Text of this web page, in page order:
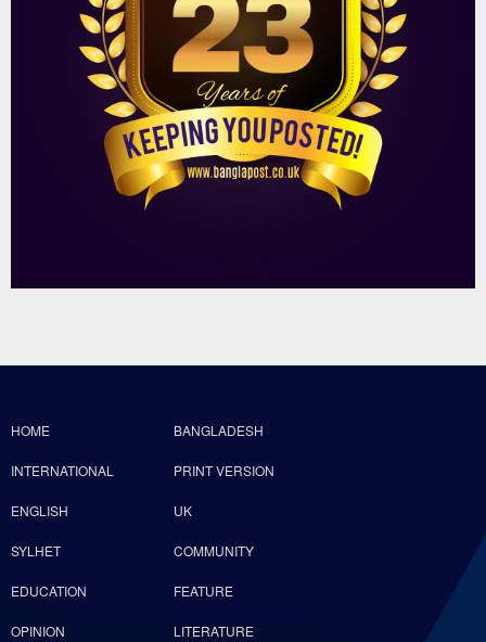
HOME BANGLADESH
INTERNATIONAL PRINT VERSION
ENGLISH UK
SYLHET COMMUNITY
EDUCATION FEATURE
OPINION LITERATURE